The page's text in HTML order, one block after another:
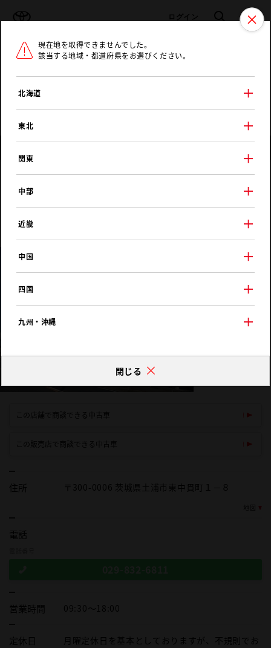
ログイン 検索 メニュ
ラインアップ オーナーサポート
現在地を取得できませんでした。
該当する地域・都道府県をお選びください。
北海道
東北
関東
中部
近畿
中国
四国
九州・沖縄
閉じる
トヨタ認定中古車 メニュー
茨城トヨタ自動車
土浦北店
この店舗で商談できる中古車
この販売店で商談できる中古車
住所 〒300-0006 茨城県土浦市東中貫町１－８
電話
営業時間 09:30～18:00
定休日
月曜定休日を基本としておりますが、不規則でお